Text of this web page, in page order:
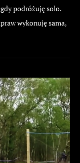
podróżuję solo.
wykonuję sama,